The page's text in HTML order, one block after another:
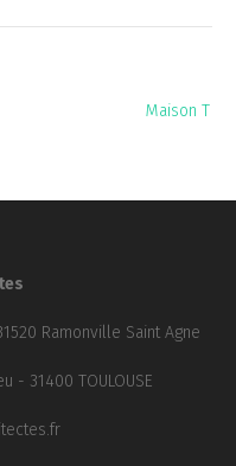
Maison T
Ramonville Saint Agne
- 31400 TOULOUSE